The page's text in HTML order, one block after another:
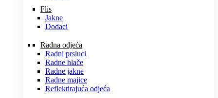
Flis
Jakne
Dodaci
Radna odjeća
Radni prsluci
Radne hlače
Radne jakne
Radne majice
Reflektirajuća odjeća